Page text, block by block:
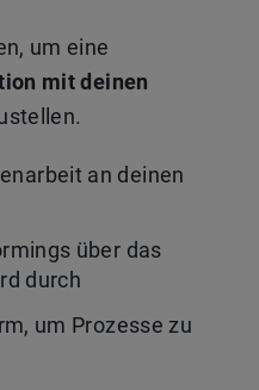
um eine
mit deinen
an deinen
über das
durch
um Prozesse zu